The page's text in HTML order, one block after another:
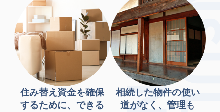
住み替え資金を確保
するために、できる
相続した物件の使い
道がなく、管理も